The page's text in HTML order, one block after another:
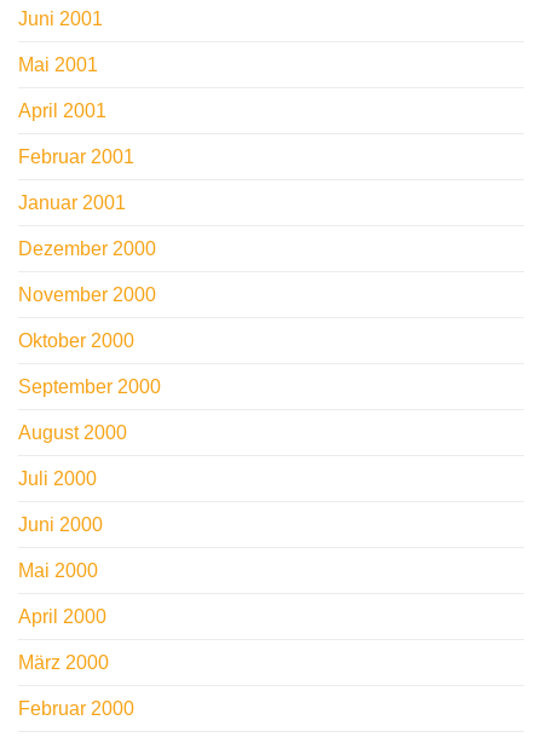
Juni 2001
Mai 2001
April 2001
Februar 2001
Januar 2001
Dezember 2000
November 2000
Oktober 2000
September 2000
August 2000
Juli 2000
Juni 2000
Mai 2000
April 2000
März 2000
Februar 2000